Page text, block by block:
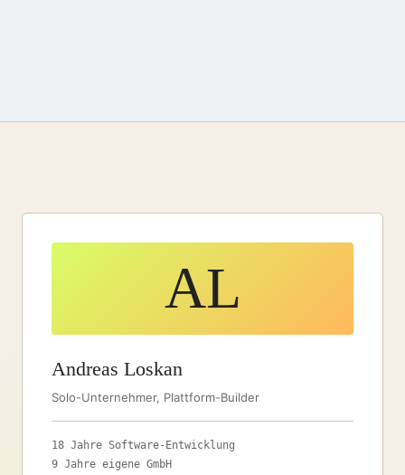
AL
Andreas Loskan
Solo-Unternehmer, Plattform-Builder
18 Jahre Software-Entwicklung
9 Jahre eigene GmbH